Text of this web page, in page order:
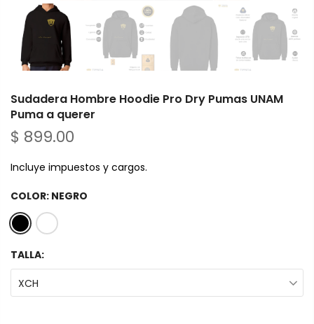
Sudadera Hombre Hoodie Pro Dry Pumas UNAM
Puma a querer
$ 899.00
Incluye impuestos y cargos.
COLOR: NEGRO
TALLA:
XCH